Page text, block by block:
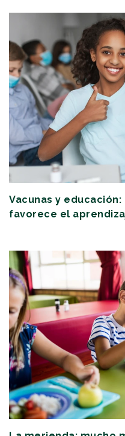
Vacunas y
favorece el